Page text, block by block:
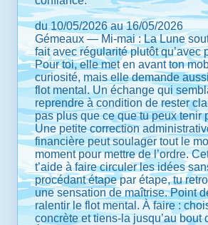
du 10/05/2026 au 16/05/2026
Gémeaux — Mi-mai : La Lune
fait avec régularité plutôt qu’avec
Pour toi, elle met en avant ton
curiosité, mais elle demande
flot mental. Un échange qui
reprendre à condition de rester
pas plus que ce que tu peux tenir
Une petite correction
financière peut soulager tout le
moment pour mettre de l’ordre.
t’aide à faire circuler les idées
procédant étape par étape, tu
une sensation de maîtrise. Point
ralentir le flot mental. À faire :
concrète et tiens-la jusqu’au bout